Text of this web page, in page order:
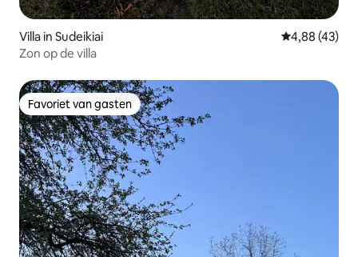
Villa in Sudeikiai Gemiddelde
4,88 (43)
Zon op de villa
Favoriet van gasten
Favoriet van gasten